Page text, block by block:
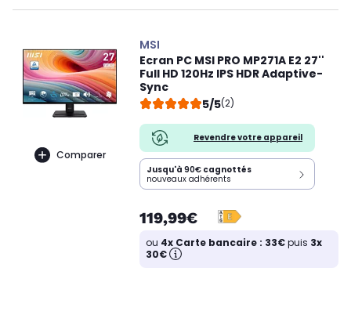
Comparer
MSI
Ecran PC MSI PRO MP271A E2 27''
Full HD 120Hz IPS HDR Adaptive-
Sync
5/5(2)
Revendre votre appareil
Jusqu'à 90€ cagnottés
nouveaux adhérents
119,99€
ou 4x Carte bancaire : 33€puis 3x
30€